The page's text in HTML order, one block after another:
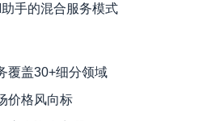
手的混合服务模式
覆盖30+细分领域
价格风向标